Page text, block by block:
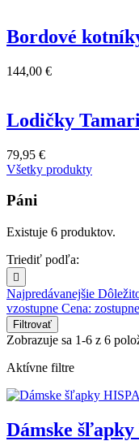
Bordové
144,00 €
Lodičky
79,95 €
Všetky produkty
Páni
Existuje 6 produktov.
Triediť podľa:

Najpredávanejšie
vzostupne Cena: zostupne
Filtrovať
Zobrazuje sa 1-6 z 6
Aktívne filtre
Dámske